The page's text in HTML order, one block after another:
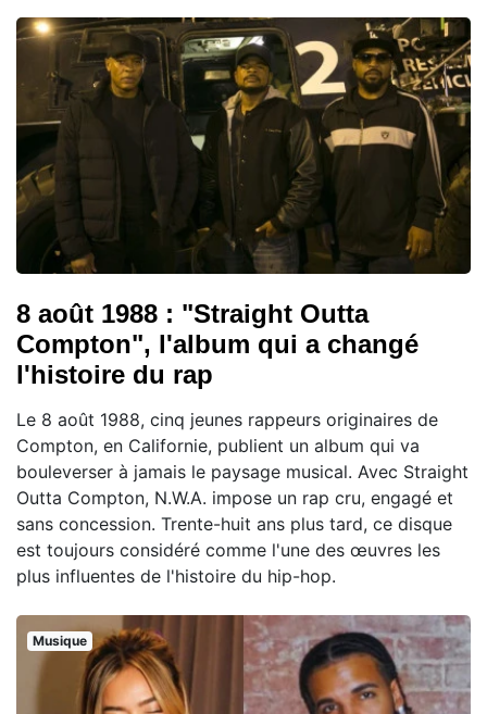
8 août 1988 : "Straight Outta
Compton", l'album qui a changé
l'histoire du rap
Le 8 août 1988, cinq jeunes rappeurs originaires de
Compton, en Californie, publient un album qui va
bouleverser à jamais le paysage musical. Avec Straight
Outta Compton, N.W.A. impose un rap cru, engagé et
sans concession. Trente-huit ans plus tard, ce disque
est toujours considéré comme l'une des œuvres les
plus influentes de l'histoire du hip-hop.
Musique